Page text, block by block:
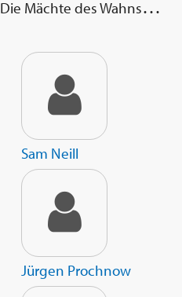
Die Mächte des Wahnsinns
Sam Neill
Jürgen Prochnow